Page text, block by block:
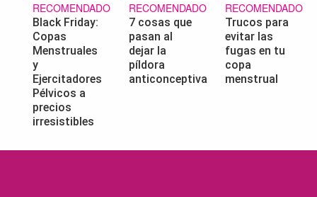
RECOMENDADO
Black Friday:
Copas
Menstruales
y
Ejercitadores
Pélvicos a
precios
irresistibles
RECOMENDADO
7 cosas que
pasan al
dejar la
píldora
anticonceptiva
RECOMENDADO
Trucos para
evitar las
fugas en tu
copa
menstrual